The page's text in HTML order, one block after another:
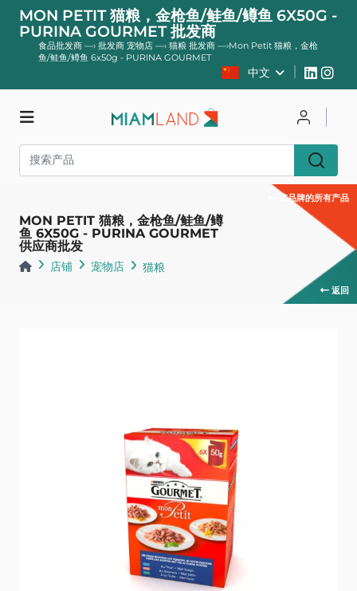
MON PETIT 猫粮，金枪鱼/鲑鱼/鳟鱼 6X50G -
PURINA GOURMET 批发商
食品批发商 —› 批发商 宠物店 —› 猫粮 批发商 —›Mon Petit 猫粮，金枪
鱼/鲑鱼/鳟鱼 6x50g - PURINA GOURMET
中文
MON PETIT 猫粮，金枪鱼/鲑鱼/鳟
鱼 6X50G - PURINA GOURMET
供应商批发
店铺 宠物店 猫粮
该品牌的所有产品
返回
店铺 登录 登记